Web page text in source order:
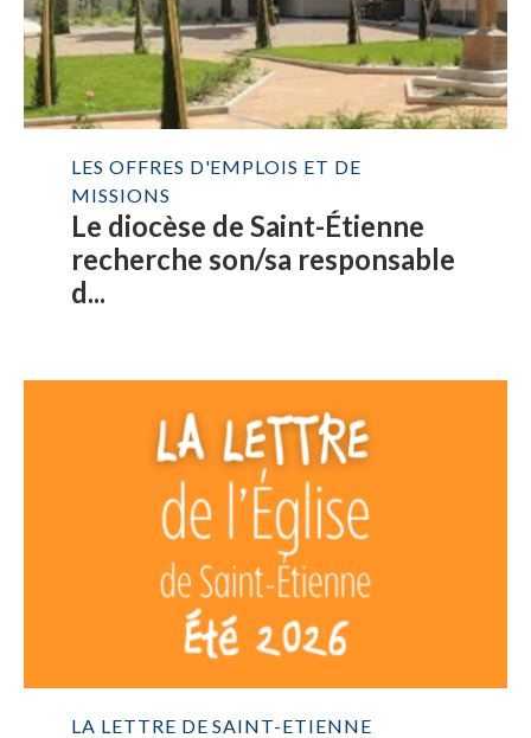
LES OFFRES D'EMPLOIS ET DE
MISSIONS
Le diocèse de Saint-Étienne
recherche son/sa responsable
d...
LA LETTRE DE SAINT-ETIENNE